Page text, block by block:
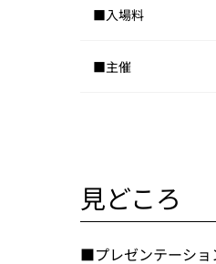
■入場料
■主催
見どころ
■プレゼンテーショ